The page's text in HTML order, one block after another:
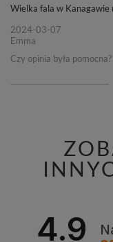
Wielka fala w Kanagawie
2024-03-07
Emma
Czy opinia była pomocna?
4.9